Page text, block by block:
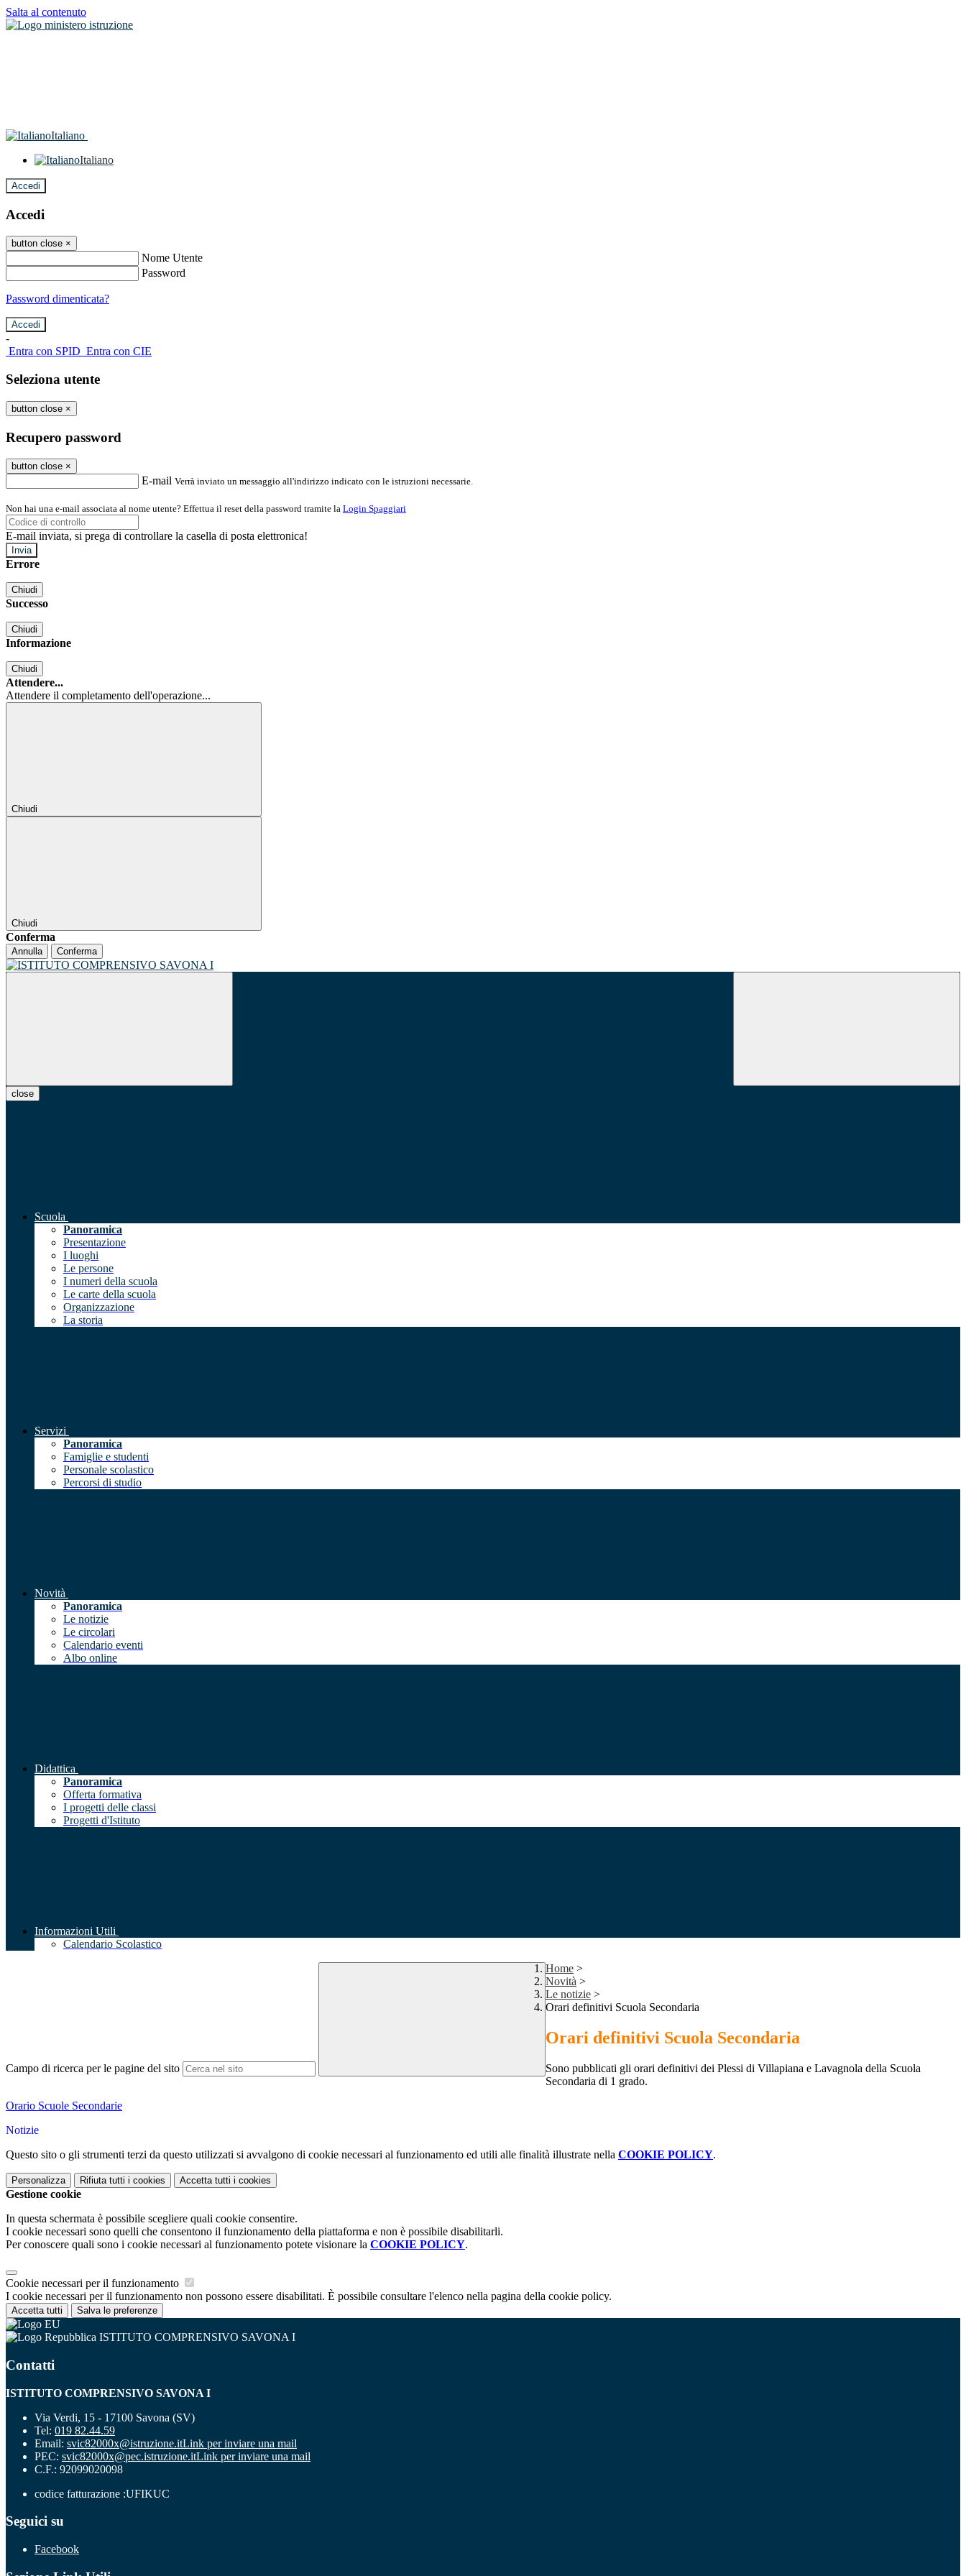
Salta al contenuto
Italiano
Italiano
Accedi
Accedi
button close ×
Nome Utente
Password
Password dimenticata?
-
Entra con SPID Entra con CIE
Seleziona utente
button close ×
Recupero password
button close ×
E-mail Verrà inviato un messaggio all'indirizzo indicato con le istruzioni necessarie.
Non hai una e-mail associata al nome utente? Effettua il reset della password tramite la Login Spaggiari
E-mail inviata, si prega di controllare la casella di posta elettronica!
Errore
Chiudi
Successo
Chiudi
Informazione
Chiudi
Attendere...
Attendere il completamento dell'operazione...
Chiudi
Chiudi
Conferma
Annulla Conferma
close
Scuola
Panoramica
Presentazione
I luoghi
Le persone
I numeri della scuola
Le carte della scuola
Organizzazione
La storia
Servizi
Panoramica
Famiglie e studenti
Personale scolastico
Percorsi di studio
Novità
Panoramica
Le notizie
Le circolari
Calendario eventi
Albo online
Didattica
Panoramica
Offerta formativa
I progetti delle classi
Progetti d'Istituto
Informazioni Utili
Calendario Scolastico
Campo di ricerca per le pagine del sito
Home >
Novità >
Le notizie >
Orari definitivi Scuola Secondaria
Orari definitivi Scuola Secondaria
Sono pubblicati gli orari definitivi dei Plessi di Villapiana e Lavagnola della Scuola
Secondaria di 1 grado.
Orario Scuole Secondarie
Notizie
Questo sito o gli strumenti terzi da questo utilizzati si avvalgono di cookie necessari al funzionamento ed utili alle finalità illustrate nella COOKIE POLICY.
Personalizza Rifiuta tutti i cookies Accetta tutti i cookies
Gestione cookie
In questa schermata è possibile scegliere quali cookie consentire.
I cookie necessari sono quelli che consentono il funzionamento della piattaforma e non è possibile disabilitarli.
Per conoscere quali sono i cookie necessari al funzionamento potete visionare la COOKIE POLICY.
Cookie necessari per il funzionamento
I cookie necessari per il funzionamento non possono essere disabilitati. È possibile consultare l'elenco nella pagina della cookie policy.
Accetta tutti Salva le preferenze
ISTITUTO COMPRENSIVO SAVONA I
Contatti
ISTITUTO COMPRENSIVO SAVONA I
Via Verdi, 15 - 17100 Savona (SV)
Tel: 019 82.44.59
Email: svic82000x@istruzione.itLink per inviare una mail
PEC: svic82000x@pec.istruzione.itLink per inviare una mail
C.F.: 92099020098
codice fatturazione :UFIKUC
Seguici su
Facebook